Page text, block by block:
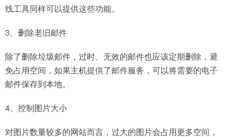
线工具同样可以提供这些功能。
3、删除老旧邮件
除了删除垃圾邮件，过时、无效的邮件也应该定期删除，避
免占用空间，如果主机提供了邮件服务，可以将需要的电子
邮件保存到本地。
4、控制图片大小
对图片数量较多的网站而言，过大的图片会占用更多空间，